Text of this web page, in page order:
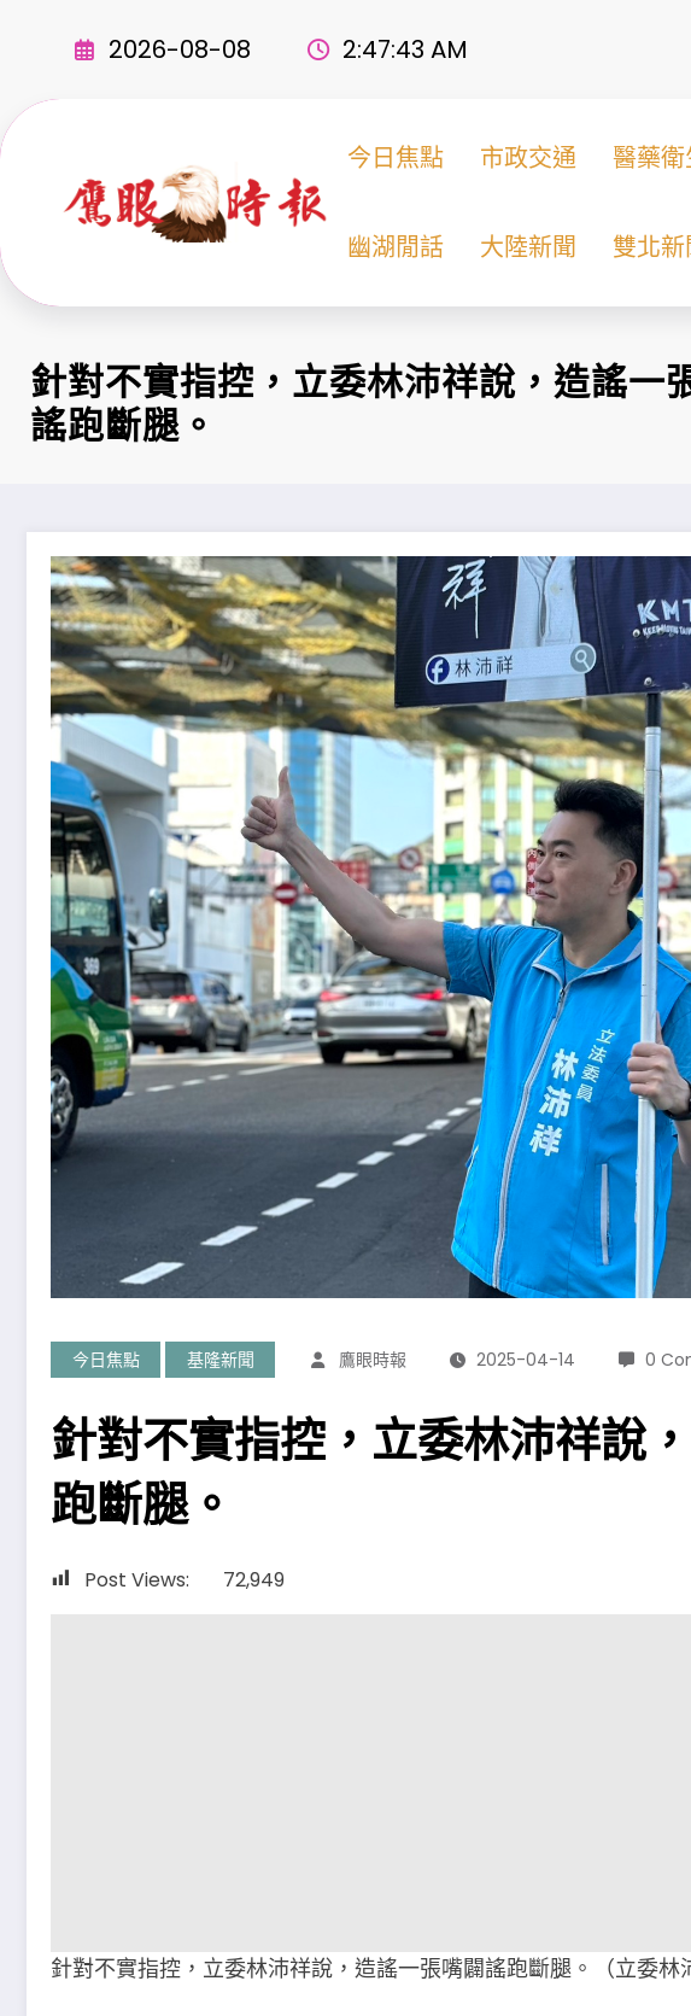
2026-08-08 2:47:45 AM
今日焦點 市政交通 醫藥衛
幽湖閒話 大陸新聞 雙北新
針對不實指控，立委林沛祥說，造謠一
謠跑斷腿。
今日焦點 基隆新聞 鷹眼時報 2025-04-14 0
針對不實指控，立委林沛祥說
跑斷腿。
Post Views: 72,949
針對不實指控，立委林沛祥說，造謠一張嘴闢謠跑斷腿。（立委林